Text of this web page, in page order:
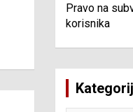
Pravo na
korisnika